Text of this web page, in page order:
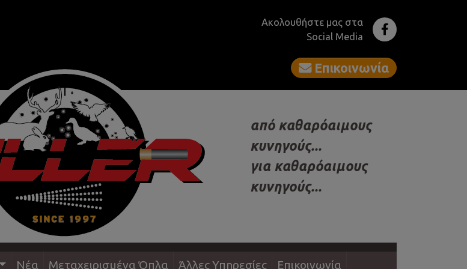
Ακολουθήστε μας στα
Social Media
Επικοινωνία
από καθαρόαιμους
κυνηγούς...
για καθαρόαιμους
κυνηγούς...
Νέα Μεταχειρισμένα Όπλα Άλλες Υπηρεσίες Επικοινωνία